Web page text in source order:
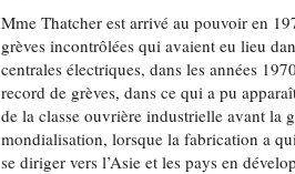
Mme Thatcher est arrivé au pouvoir en
grèves incontrôlées qui avaient eu lieu
centrales électriques, dans les années
record de grèves, dans ce qui a pu
de la classe ouvrière industrielle avant la
mondialisation, lorsque la fabrication a
se diriger vers l’Asie et les pays en